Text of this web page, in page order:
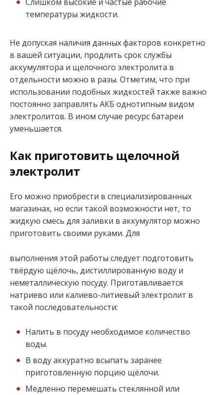
температуры жидкости.
Не допуская наличия данных факторов конкретно
в вашей ситуации, продлить срок службы
аккумулятора и щелочного электролита в
отдельности можно в разы. Отметим, что при
использовании подобных жидкостей также важно
постоянно заправлять АКБ однотипным видом
электролитов. В ином случае ресурс батареи
уменьшается.
Как приготовить щелочной
электролит
Его можно приобрести в специализированных
магазинах, но если такой возможности нет, то
жидкую смесь для заливки в аккумулятор можно
приготовить своими руками. Для
выполнения этой работы следует подготовить
твёрдую щёлочь, дистиллированную воду и
неметаллическую посуду. Приготавливается
натриево или калиево-литиевый электролит в
такой последовательности:
Налить в посуду необходимое количество
воды.
В воду аккуратно всыпать заранее
приготовленную порцию щёлочи.
Медленно перемешать стеклянной или